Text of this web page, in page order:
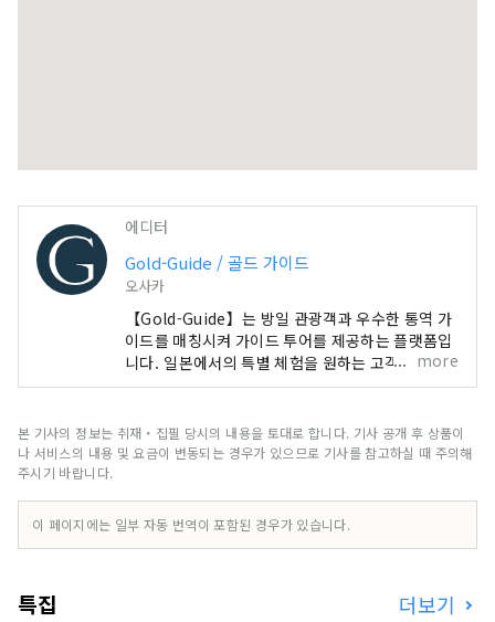
에디터
Gold-Guide / 골드 가이드
오사카
【Gold-Guide】는 방일 관광객과 우수한 통역 가
이드를 매칭시켜 가이드 투어를 제공하는 플랫폼입
니다. 일본에서의 특별 체험을 원하는 고객에게 추
억에 남는 가이드 투어를 제공합니다. 일본의 매력
more
본 기사의 정보는 취재・집필 당시의 내용을 토대로 합니다. 기사 공개 후 상품이
나 서비스의 내용 및 요금이 변동되는 경우가 있으므로 기사를 참고하실 때 주의해
주시기 바랍니다.
이 페이지에는 일부 자동 번역이 포함된 경우가 있습니다.
특집 더보기